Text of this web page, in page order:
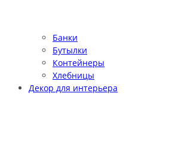
Банки
Бутылки
Контейнеры
Хлебницы
Декор для интерьера